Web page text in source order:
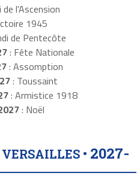
de l'Ascension
1945
de Pentecôte
: Fête Nationale
: Assomption
: Toussaint
: Armistice 1918
: Noël
• 2027-